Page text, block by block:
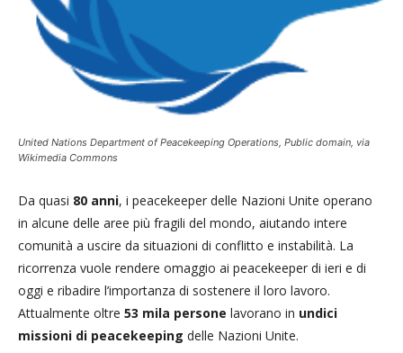
United Nations Department of Peacekeeping Operations, Public domain, via
Wikimedia Commons
Da quasi 80 anni, i peacekeeper delle Nazioni Unite operano
in alcune delle aree più fragili del mondo, aiutando intere
comunità a uscire da situazioni di conflitto e instabilità. La
ricorrenza vuole rendere omaggio ai peacekeeper di ieri e di
oggi e ribadire l’importanza di sostenere il loro lavoro.
Attualmente oltre 53 mila persone lavorano in undici
missioni di peacekeeping delle Nazioni Unite.